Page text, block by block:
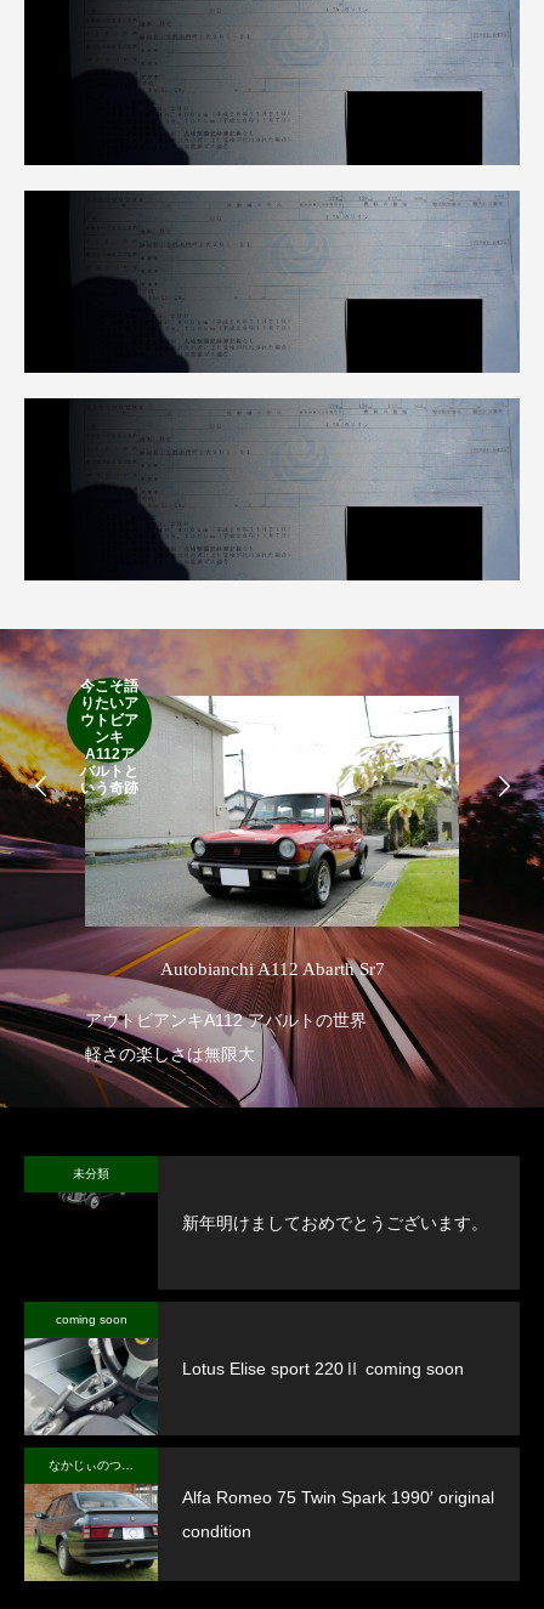
今こそ語
りたいア
ウトビア
ンキ
A112ア
バルトと
いう奇跡
Autobianchi A112 Abarth Sr7
アウトビアンキA112 アバルトの世界
軽さの楽しさは無限大
未分類
新年明けましておめでとうございます。
coming soon
Lotus Elise sport 220Ⅱ coming soon
Alfa Romeo 75 Twin Spark 1990′ original
condition